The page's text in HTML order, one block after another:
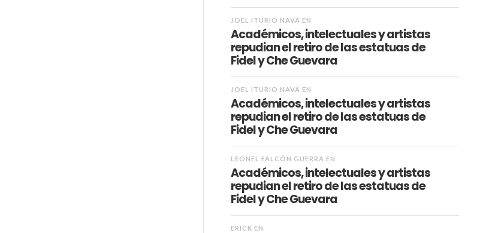
JOEL ITURIO NAVA EN
Académicos, intelectuales y artistas
repudian el retiro de las estatuas de
Fidel y Che Guevara
JOEL ITURIO NAVA EN
Académicos, intelectuales y artistas
repudian el retiro de las estatuas de
Fidel y Che Guevara
LEONEL FALCÓN GUERRA EN
Académicos, intelectuales y artistas
repudian el retiro de las estatuas de
Fidel y Che Guevara
ERICK EN